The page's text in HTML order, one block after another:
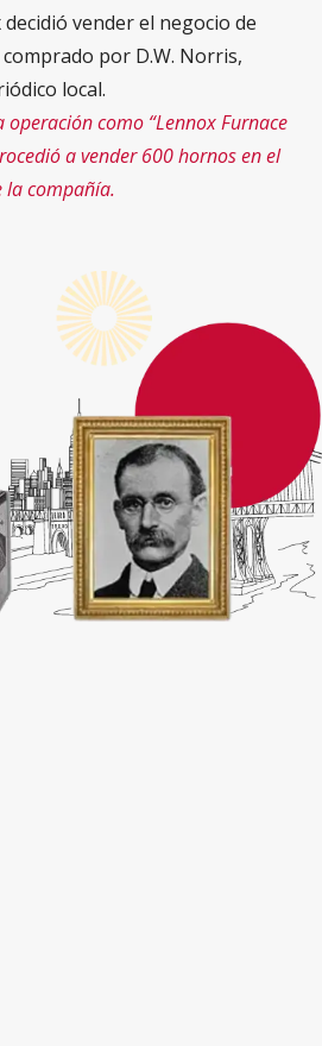
vender el negocio de
por D.W. Norris,
local.
operación como “Lennox Furnace
a vender 600 hornos en el
la compañía.